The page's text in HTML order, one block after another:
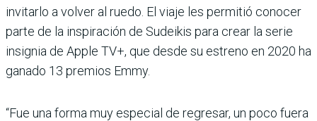
invitarlo a volver al ruedo. El viaje les permitió conocer
parte de la inspiración de Sudeikis para crear la serie
insignia de Apple TV+, que desde su estreno en 2020 ha
ganado 13 premios Emmy.
“Fue una forma muy especial de regresar, un poco fuera